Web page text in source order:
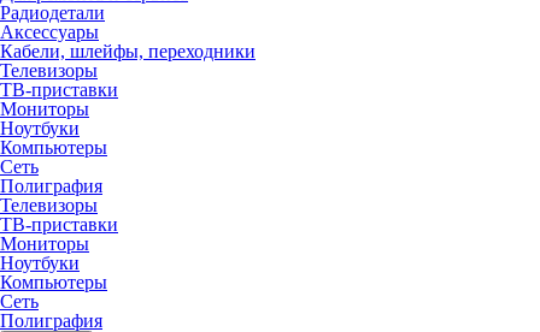
Радиодетали
Аксессуары
Кабели, шлейфы, переходники
Телевизоры
ТВ-приставки
Мониторы
Ноутбуки
Компьютеры
Сеть
Полиграфия
Телевизоры
ТВ-приставки
Мониторы
Ноутбуки
Компьютеры
Сеть
Полиграфия